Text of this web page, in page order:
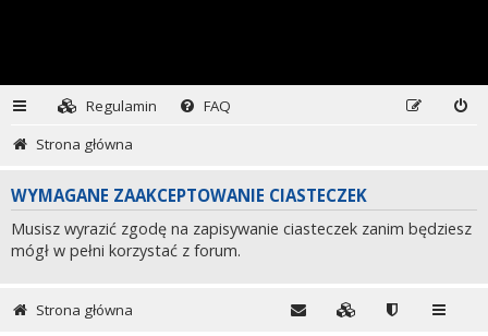
Regulamin
FAQ
Strona główna
WYMAGANE ZAAKCEPTOWANIE CIASTECZEK
Musisz wyrazić zgodę na zapisywanie ciasteczek zanim będziesz
mógł w pełni korzystać z forum.
Strona główna